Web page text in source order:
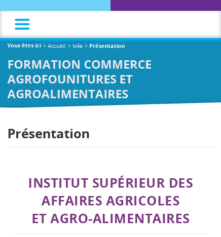
Vous êtes ici Accueil Is4a Présentation
FORMATION COMMERCE
AGROFOUNITURES ET
AGROALIMENTAIRES
Présentation
INSTITUT SUPÉRIEUR DES
AFFAIRES AGRICOLES
ET AGRO-ALIMENTAIRES